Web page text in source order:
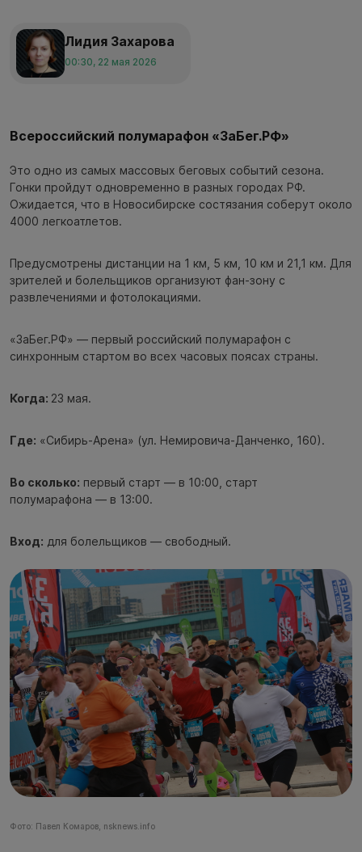
Лидия Захарова
00:30, 22 мая 2026
Всероссийский полумарафон «ЗаБег.РФ»
Это одно из самых массовых беговых событий сезона.
Гонки пройдут одновременно в разных городах РФ.
Ожидается, что в Новосибирске состязания соберут около
4000 легкоатлетов.
Предусмотрены дистанции на 1 км, 5 км, 10 км и 21,1 км. Для
зрителей и болельщиков организуют фан-зону с
развлечениями и фотолокациями.
«ЗаБег.РФ» — первый российский полумарафон с
синхронным стартом во всех часовых поясах страны.
Когда: 23 мая.
Где: «Сибирь-Арена» (ул. Немировича-Данченко, 160).
Во сколько: первый старт — в 10:00, старт
полумарафона — в 13:00.
Вход: для болельщиков — свободный.
Фото: Павел Комаров, nsknews.info